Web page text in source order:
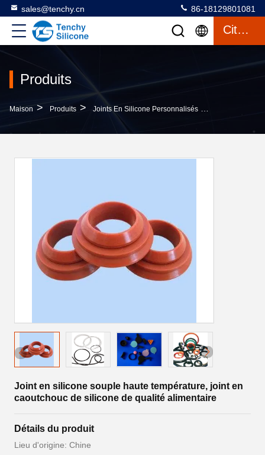
sales@tenchy.cn 86-18129801081
Citation
Produits
Maison > Produits > Joints En Silicone Personnalisés >
Joint en silicone souple haute température, joint en
caoutchouc de silicone de qualité alimentaire
Détails du produit
Lieu d'origine: Chine